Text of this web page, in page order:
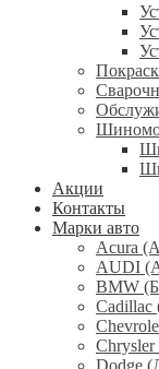
Акции
Контакты
Марки авто
Acura
AUDI
BMW
Cadillac